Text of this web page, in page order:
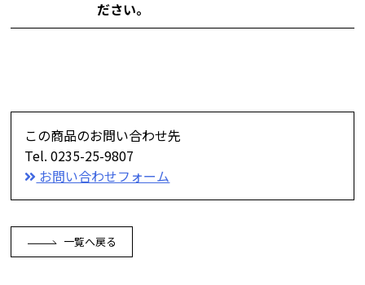
ださい。
この商品のお問い合わせ先
Tel. 0235-25-9807
お問い合わせフォーム
一覧へ戻る